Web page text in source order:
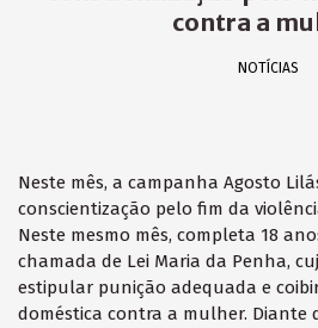
contra a
NOTÍCIAS
Neste mês, a campanha Agosto
conscientização pelo fim da
Neste mesmo mês, completa 18
chamada de Lei Maria da Penha,
estipular punição adequada e
doméstica contra a mulher. Diante